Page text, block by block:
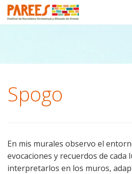
Spogo
En mis murales observo el
evocaciones y recuerdos de cada
interpretarlos en los muros,